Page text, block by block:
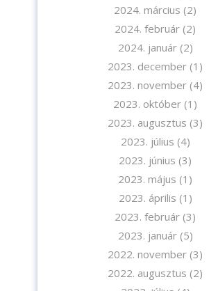
2024. március (2)
2024. február (2)
2024. január(2)
2023. december (1)
2023. november (4)
2023. október (1)
2023. augusztus (3)
2023. július (4)
2023. június (3)
2023. május (1)
2023. április (1)
2023. február (3)
2023. január(5)
2022. november (3)
2022. augusztus (2)
Iratkozzon fel